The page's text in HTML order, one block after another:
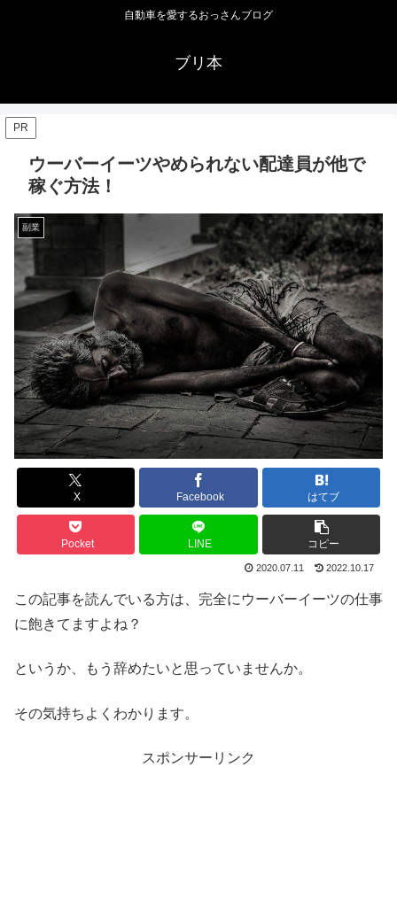
自動車を愛するおっさんブログ
ブリ本
PR
ウーバーイーツやめられない配達員が他で
稼ぐ方法！
副業
X Facebook はてブ
Pocket LINE コピー
2020.07.11 2022.10.17
この記事を読んでいる方は、完全にウーバーイーツの仕事
に飽きてますよね？
というか、もう辞めたいと思っていませんか。
その気持ちよくわかります。
スポンサーリンク